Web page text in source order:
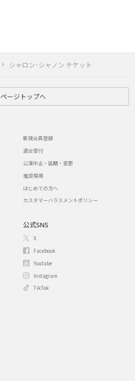
シャロン･シャノン チケット
ページトップへ
新規会員登録
退会受付
公演中止・延期・変更
推奨環境
はじめての方へ
カスタマーハラスメントポリシー
公式SNS
X
Facebook
Youtube
Instagram
TikTok